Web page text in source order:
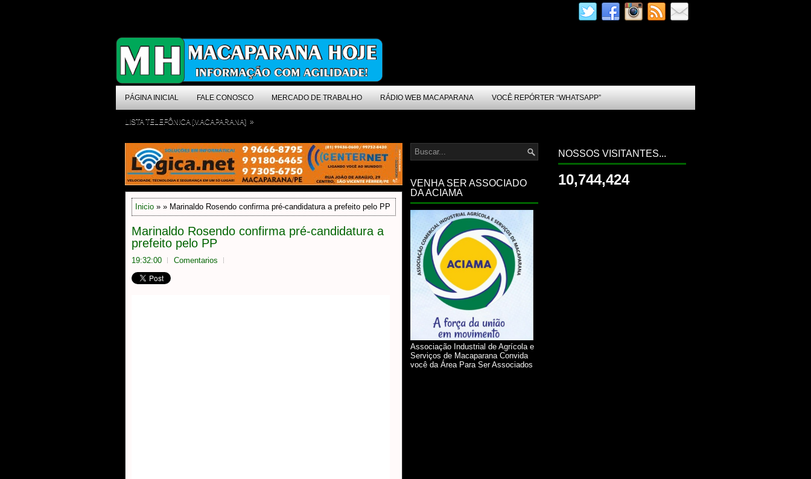
PÁGINA INICIAL FALE CONOSCO MERCADO DE TRABALHO RÁDIO WEB MACAPARANA VOCÊ REPÓRTER “WHATSAPP”
LISTA TELEFÔNICA [MACAPARANA] »
Inicio » » Marinaldo Rosendo confirma pré-candidatura a prefeito pelo PP
Marinaldo Rosendo confirma pré-candidatura a
prefeito pelo PP
19:32:00 Comentarios
VENHA SER ASSOCIADO
DA ACIAMA
Associação Industrial de Agrícola e
Serviços de Macaparana Convida
você da Área Para Ser Associados
NOSSOS VISITANTES...
10,744,424